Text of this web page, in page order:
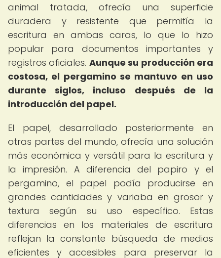
animal tratada, ofrecía una superficie
duradera y resistente que permitía la
escritura en ambas caras, lo que lo hizo
popular para documentos importantes y
registros oficiales. Aunque su producción era
costosa, el pergamino se mantuvo en uso
durante siglos, incluso después de la
introducción del papel.
El papel, desarrollado posteriormente en
otras partes del mundo, ofrecía una solución
más económica y versátil para la escritura y
la impresión. A diferencia del papiro y el
pergamino, el papel podía producirse en
grandes cantidades y variaba en grosor y
textura según su uso específico. Estas
diferencias en los materiales de escritura
reflejan la constante búsqueda de medios
eficientes y accesibles para preservar la